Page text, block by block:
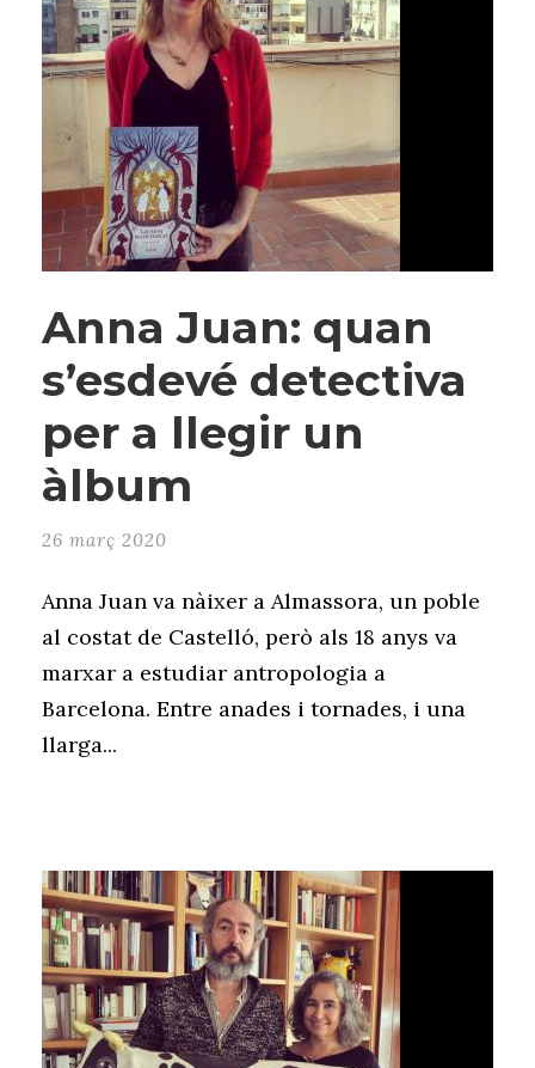
Anna Juan: quan
s’esdevé detectiva
per a llegir un
àlbum
26 març 2020
Anna Juan va nàixer a Almassora, un poble
al costat de Castelló, però als 18 anys va
marxar a estudiar antropologia a
Barcelona. Entre anades i tornades, i una
llarga...